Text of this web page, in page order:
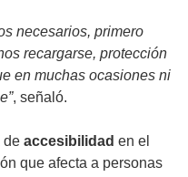
necesarios, primero
recargarse, protección
en muchas ocasiones ni
, señaló.
de accesibilidad en el
que afecta a personas